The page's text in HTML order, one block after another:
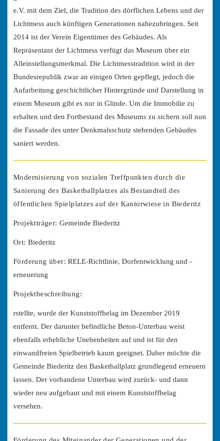
e.V. mit dem Ziel, die Tradition des dörflichen Lebens und der
Lichtmess auch künftigen Generationen nahezubringen. Seit
2014 ist der Verein Eigentümer des Gebäudes. Als
Repräsentant der Lichtmess verfügt das Museum über ein
Alleinstellungsmerkmal. Die Lichtmesstradition wird in der
Bundesrepublik zwar an einigen Orten gepflegt, jedoch die
Aufarbeitung geschichtlicher Hintergründe und Darstellung in
einem Museum gibt es nur in Glinde. Um die Immobilie zu
erhalten und den Fortbestand des Museums zu sichern soll nun
die Fassade des unter Denkmalsschutz stehenden Gebäudes
saniert werden.
Modernisierung von sozialen Treffpunkten durch die
Sanierung des Basketballplatzes als Bestandteil des
öffentlichen Spielplatzes auf der Kantorwiese in Biederitz
Projektträger: Gemeinde Biederitz
Ort: Biederitz
Förderung über: RELE-Richtlinie, Dorfentwicklung und -
erneuerung
Projektbeschreibung:
rstellte, wurde der Kunststoffbelag im Dezember 2019
entfernt. Der darunter befindliche Beton-Unterbau weist
ebenfalls erhebliche Unebenheiten auf und ist für den
einwandfreien Spielbetrieb kaum geeignet. Daher möchte die
Gemeinde Biederitz den Basketballplatz grundlegend erneuern
lassen. Der vorhandene Unterbau wird zurück- und dann
wieder neu aufgebaut und mit einem Kunststoffbelag
versehen.